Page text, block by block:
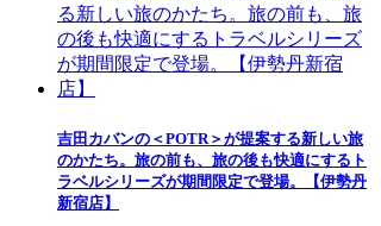
吉田カバンの＜POTR＞が提案する新しい旅
のかたち。旅の前も、旅の後も快適にするト
ラベルシリーズが期間限定で登場。【伊勢丹
新宿店】